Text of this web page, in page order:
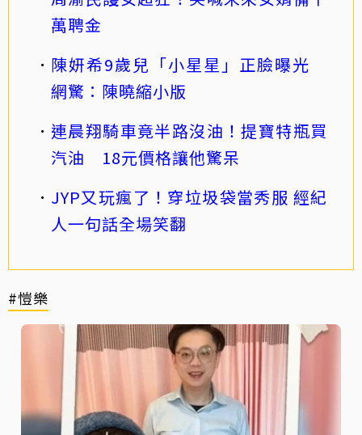
萬聘金
陳妍希9歲兒「小星星」正臉曝光
網驚：陳曉縮小版
連晨翔騎車竟半路沒油！提寶特瓶買
汽油 18元價格讓他驚呆
JYP又玩瘋了！穿垃圾袋當秀服 經紀
人一句話全場笑翻
#愷樂